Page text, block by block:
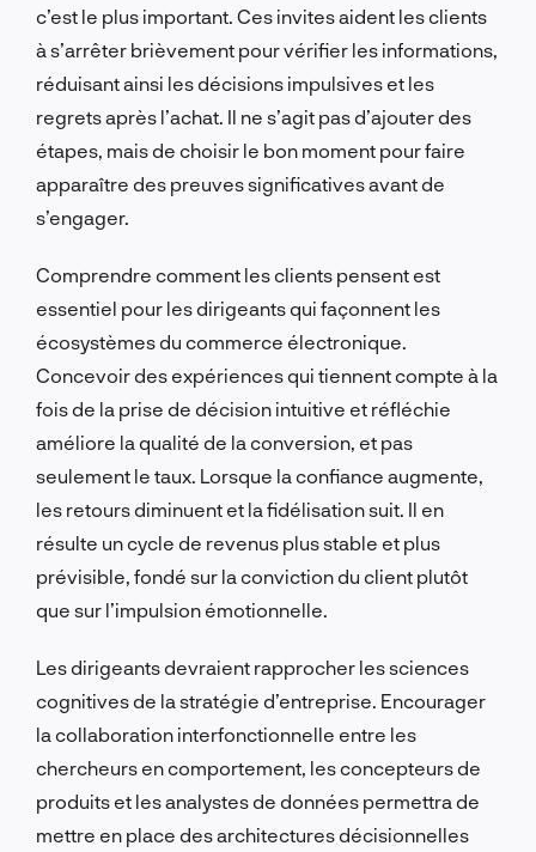
c’est le plus important. Ces invites aident les clients
à s’arrêter brièvement pour vérifier les informations,
réduisant ainsi les décisions impulsives et les
regrets après l’achat. Il ne s’agit pas d’ajouter des
étapes, mais de choisir le bon moment pour faire
apparaître des preuves significatives avant de
s’engager.
Comprendre comment les clients pensent est
essentiel pour les dirigeants qui façonnent les
écosystèmes du commerce électronique.
Concevoir des expériences qui tiennent compte à la
fois de la prise de décision intuitive et réfléchie
améliore la qualité de la conversion, et pas
seulement le taux. Lorsque la confiance augmente,
les retours diminuent et la fidélisation suit. Il en
résulte un cycle de revenus plus stable et plus
prévisible, fondé sur la conviction du client plutôt
que sur l’impulsion émotionnelle.
Les dirigeants devraient rapprocher les sciences
cognitives de la stratégie d’entreprise. Encourager
la collaboration interfonctionnelle entre les
chercheurs en comportement, les concepteurs de
produits et les analystes de données permettra de
mettre en place des architectures décisionnelles